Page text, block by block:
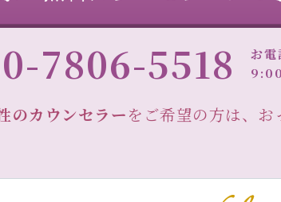
7806-5518
お電
のカウンセラーをご希望の方は、お